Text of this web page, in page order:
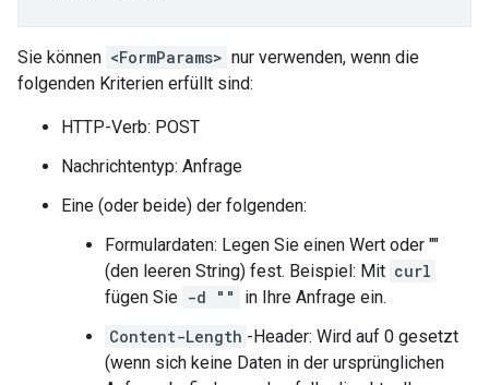
Sie können <FormParams> nur verwenden, wenn die
folgenden Kriterien erfüllt sind:
HTTP-Verb: POST
Nachrichtentyp: Anfrage
Eine (oder beide) der folgenden:
Formulardaten: Legen Sie einen Wert oder ""
(den leeren String) fest. Beispiel: Mit curl
fügen Sie -d ""
in Ihre Anfrage ein.
Content-Length -Header: Wird auf 0 gesetzt
(wenn sich keine Daten in der ursprünglichen